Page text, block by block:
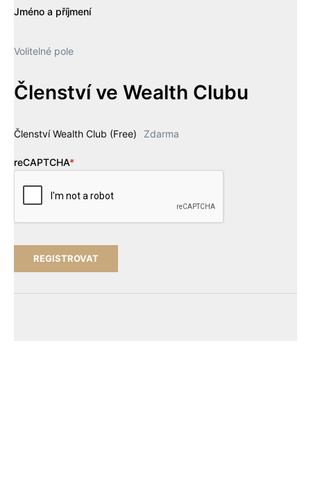
Jméno a příjmení
Volitelné pole
Členství ve Wealth Clubu
Členství Wealth Club (Free) Zdarma
reCAPTCHA*